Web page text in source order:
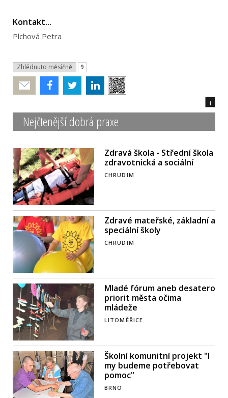
Kontakt...
Plchová Petra
Zhlédnuto měsíčně 9
Poslat
i
Nejčtenější dobrá praxe
Zdravá škola - Střední škola
zdravotnická a sociální
CHRUDIM
Zdravé mateřské, základní a
speciální školy
CHRUDIM
Mladé fórum aneb desatero
priorit města očima
mládeže
LITOMĚŘICE
Školní komunitní projekt "I
my budeme potřebovat
pomoc"
BRNO